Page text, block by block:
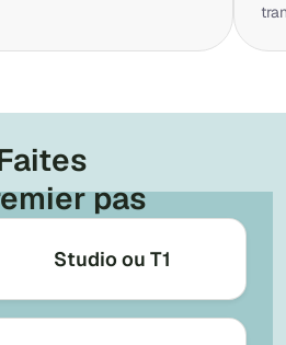
pas
Studio ou T1